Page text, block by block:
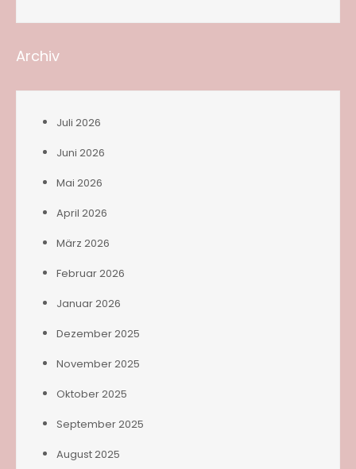
Archiv
Juli 2026
Juni 2026
Mai 2026
April 2026
März 2026
Februar 2026
Januar 2026
Dezember 2025
November 2025
Oktober 2025
September 2025
August 2025